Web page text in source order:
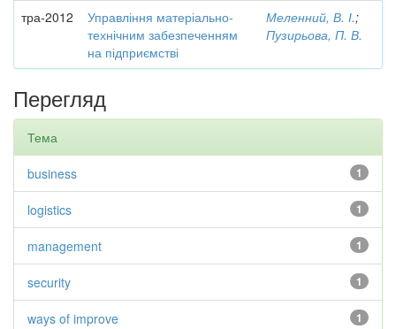
тра-2012
Управління матеріально-
технічним забезпеченням
на підприємстві
Меленний, В. І.;
Пузирьова, П. В.
Перегляд
Тема
1
business
1
logistics
1
management
1
security
1
ways of improve